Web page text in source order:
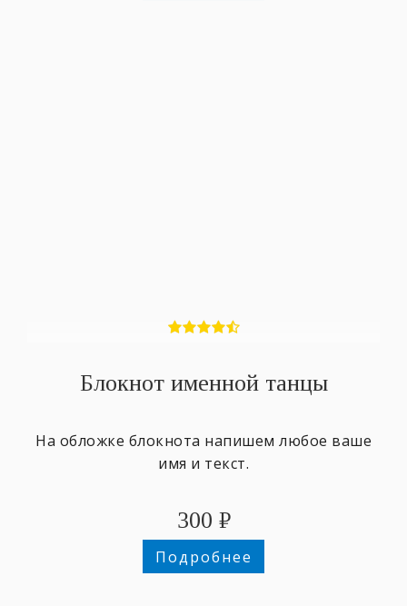
Блокнот именной танцы
На обложке блокнота напишем любое ваше
имя и текст.
300 ₽
Подробнее